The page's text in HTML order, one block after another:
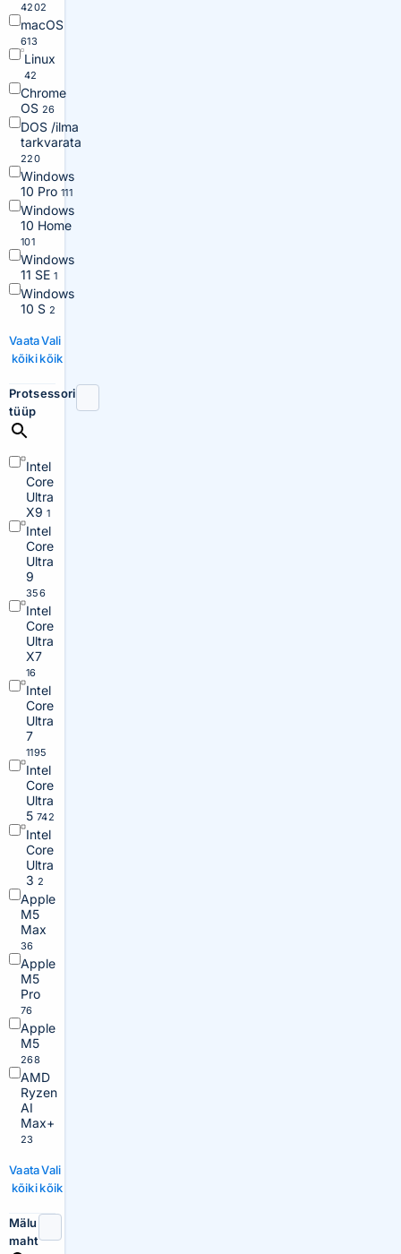
4202
macOS
613
Linux
42
Chrome
OS 26
DOS /ilma
tarkvarata
220
Windows
10 Pro 111
Windows
10 Home
101
Windows
11 SE 1
Windows
10 S 2
Vaata
kõiki
Vali
kõik
Protsessori
tüüp
Intel
Core
Ultra
X91
Intel
Core
Ultra
9
356
Intel
Core
Ultra
X7
16
Intel
Core
Ultra
7
1195
Intel
Core
Ultra
5 742
Intel
Core
Ultra
3 2
Apple
M5
Max
36
Apple
M5
Pro
76
Apple
M5
268
AMD
Ryzen
AI
Max+
23
Vaata
kõiki
Vali
kõik
Mälu
maht